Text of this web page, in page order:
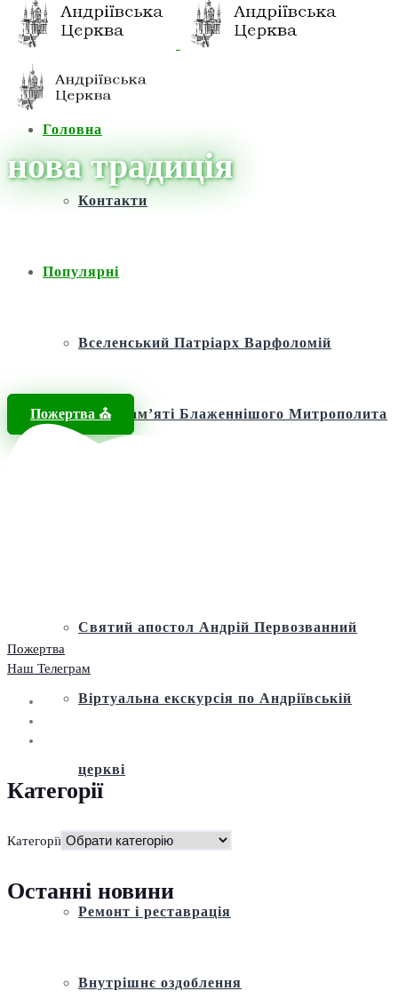
Головна
Контакти
Популярні
Вселенський Патріарх Варфоломій
Фонд пам’яті Блаженнішого Митрополита
Святий апостол Андрій Первозванний
Віртуальна екскурсія по Андріївській
церкві
Історія
Ремонт і реставрація
Внутрішнє оздоблення
Пожертва ⛪️
нова традиція
Пожертва
Наш Телеграм
Категорії
Категорії
Останні новини